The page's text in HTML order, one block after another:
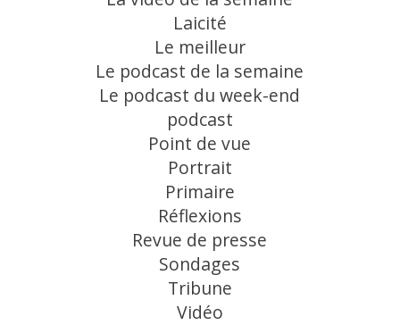
Laicité
Le meilleur
Le podcast de la semaine
Le podcast du week-end
podcast
Point de vue
Portrait
Primaire
Réflexions
Revue de presse
Sondages
Tribune
Vidéo